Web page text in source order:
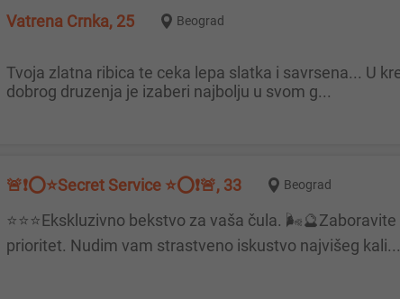
Vatrena Crnka, 25 Beograd
Tvoja zlatna ribica te ceka lepa slatka i savrsena... U krevetu perfektna i strastvena zecica javi se i dodji doziveces vrhunac
dobrog druzenja je izaberi najbolju u svom g...
🚨❗️⭕️⭐️Secret Service ⭐️⭕️❗️🚨, 33 Beograd
⭐️⭐️⭐️Ekskluzivno bekstvo za vaša čula. 🌬🔮Zaboravite obaveze i očekivanja. Vaše zadovoljstvo i opuštanje su mi glavni
prioritet. Nudim vam strastveno iskustvo najvišeg kali...